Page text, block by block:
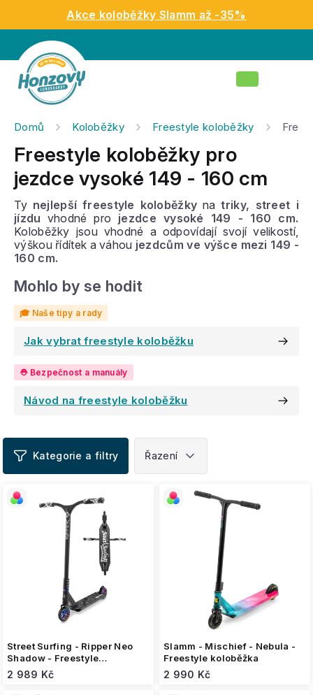
obsah
Akce koloběžky Slamm až -35%
Nákupní
Domů Koloběžky Freestyle koloběžky
Freestyle koloběžky pro
jezdce vysoké 149 - 160 cm
Ty nejlepší freestyle koloběžky natriky, street i
jízdu vhodné pro jezdce vysoké 149 - 160 cm.
Koloběžky jsou vhodné a odpovídají svojí velikostí,
výškou řídítek a váhou jezdcům ve výšce mezi 149 -
160 cm.
Mohlo by se hodit
Jak vybrat freestyle koloběžku
Návod na freestyle koloběžku
ý
p
i
s
Street Surfing - Ripper Neo
Shadow - Freestyle
koloběžka
2 989 Kč
Slamm - Mischief - Nebula -
Freestyle koloběžka
2 990 Kč